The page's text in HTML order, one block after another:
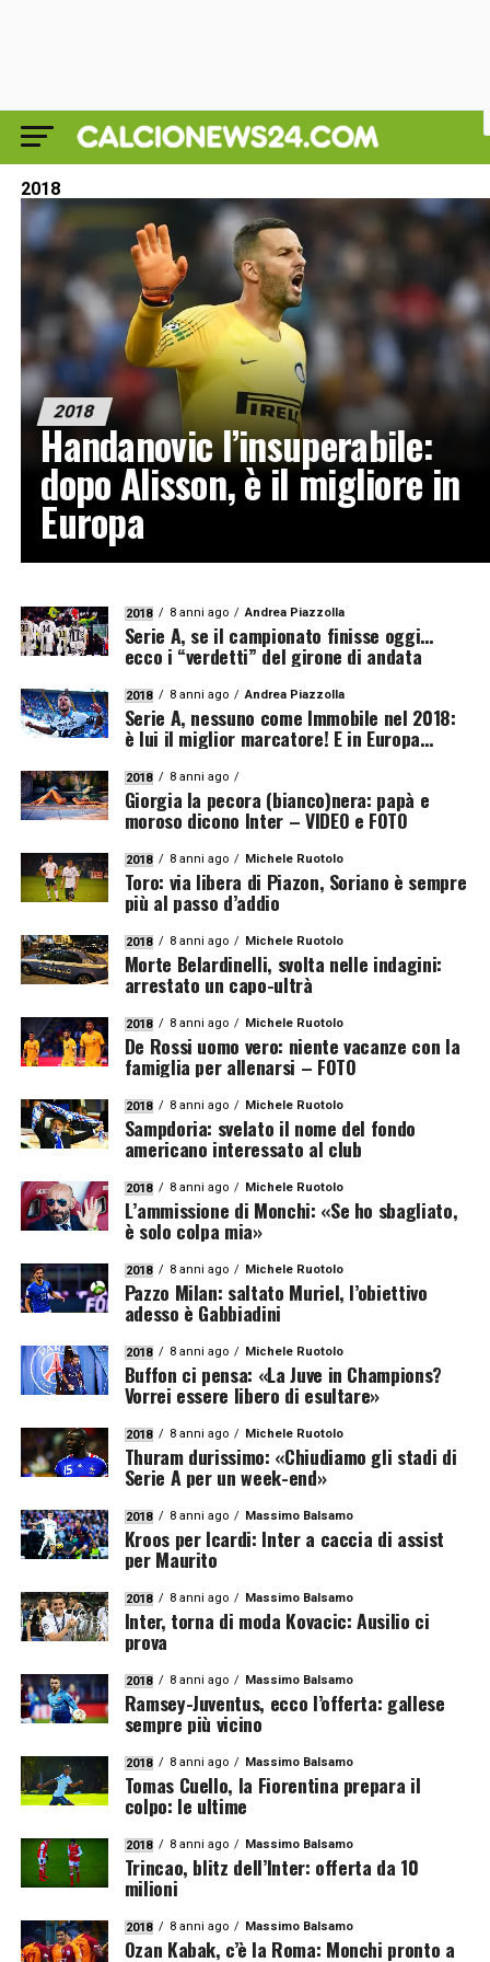
2018
2018
Handanovic l’insuperabile:
dopo Alisson, è il migliore in
Europa
2018 8 anni ago Andrea Piazzolla
Serie A, se il campionato finisse oggi…
ecco i “verdetti” del girone di andata
2018 8 anni ago Andrea Piazzolla
Serie A, nessuno come Immobile nel 2018:
è lui il miglior marcatore! E in Europa…
2018 8 anni ago
Giorgia la pecora (bianco)nera: papà e
moroso dicono Inter – VIDEO e FOTO
2018 8 anni ago Michele Ruotolo
Toro: via libera di Piazon, Soriano è sempre
più al passo d’addio
2018 8 anni ago Michele Ruotolo
Morte Belardinelli, svolta nelle indagini:
arrestato un capo-ultrà
2018 8 anni ago Michele Ruotolo
De Rossi uomo vero: niente vacanze con la
famiglia per allenarsi – FOTO
2018 8 anni ago Michele Ruotolo
Sampdoria: svelato il nome del fondo
americano interessato al club
2018 8 anni ago Michele Ruotolo
L’ammissione di Monchi: «Se ho sbagliato,
è solo colpa mia»
2018 8 anni ago Michele Ruotolo
Pazzo Milan: saltato Muriel, l’obiettivo
adesso è Gabbiadini
2018 8 anni ago Michele Ruotolo
Buffon ci pensa: «La Juve in Champions?
Vorrei essere libero di esultare»
2018 8 anni ago Michele Ruotolo
Thuram durissimo: «Chiudiamo gli stadi di
Serie A per un week-end»
2018 8 anni ago Massimo Balsamo
Kroos per Icardi: Inter a caccia di assist
per Maurito
2018 8 anni ago Massimo Balsamo
Inter, torna di moda Kovacic: Ausilio ci
prova
2018 8 anni ago Massimo Balsamo
Ramsey-Juventus, ecco l’offerta: gallese
sempre più vicino
2018 8 anni ago Massimo Balsamo
Tomas Cuello, la Fiorentina prepara il
colpo: le ultime
2018 8 anni ago Massimo Balsamo
Trincao, blitz dell’Inter: offerta da 10
milioni
2018 8 anni ago Massimo Balsamo
Ozan Kabak, c’è la Roma: Monchi pronto a